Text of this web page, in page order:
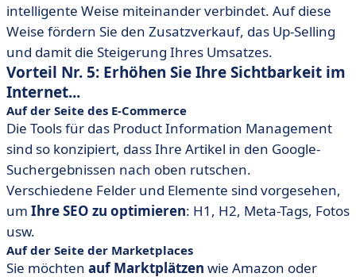
intelligente Weise miteinander verbindet. Auf diese
Weise fördern Sie den Zusatzverkauf, das Up-Selling
und damit die Steigerung Ihres Umsatzes.
Vorteil Nr. 5: Erhöhen Sie Ihre Sichtbarkeit im
Internet...
Auf der Seite des E-Commerce
Die Tools für das Product Information Management
sind so konzipiert, dass Ihre Artikel in den Google-
Suchergebnissen nach oben rutschen.
Verschiedene Felder und Elemente sind vorgesehen,
um Ihre SEO zu optimieren: H1, H2, Meta-Tags, Fotos
usw.
Auf der Seite der Marketplaces
Sie möchten auf Marktplätzen wie Amazon oder